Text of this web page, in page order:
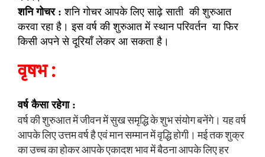
शनि गोचर :शनि गोचर आपके लिए साढ़े साती की शुरुआत
करवा रहा है। इस वर्ष की शुरुआत में स्थान परिवर्तन या फिर
किसी अपने से दूरियाँ लेकर आ सकता है।
वृषभ :
वर्ष कैसा रहेगा :
वर्ष की शुरुआत में जीवन में सुख समृद्धि के शुभ संयोग बनेंगे। यह वर्ष
आपके लिए उत्तम वर्ष है एवं मान सम्मान में वृद्धि होगी। मई तक शुक्र
का उच्च का होकर आपके एकादश भाव में बैठना आपके लिए हर